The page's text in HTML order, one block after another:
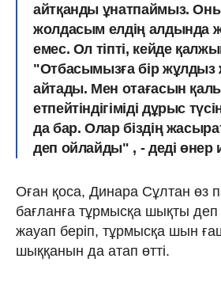
айтқанды ұнатпаймыз.
жолдасым елдің алдында
емес. Ол тіпті, кейде
"Отбасымызға бір жұлдыз
айтады. Мен отағасын
етпейтіндігіміді дұрыс
да бар. Олар біздің
деп ойлайды" , - деді өнер
Оған қоса, Динара Сұлтан өз
бағланға тұрмысқа шықты деп
жауап беріп, тұрмысқа шын
шыққанын да атап өтті.